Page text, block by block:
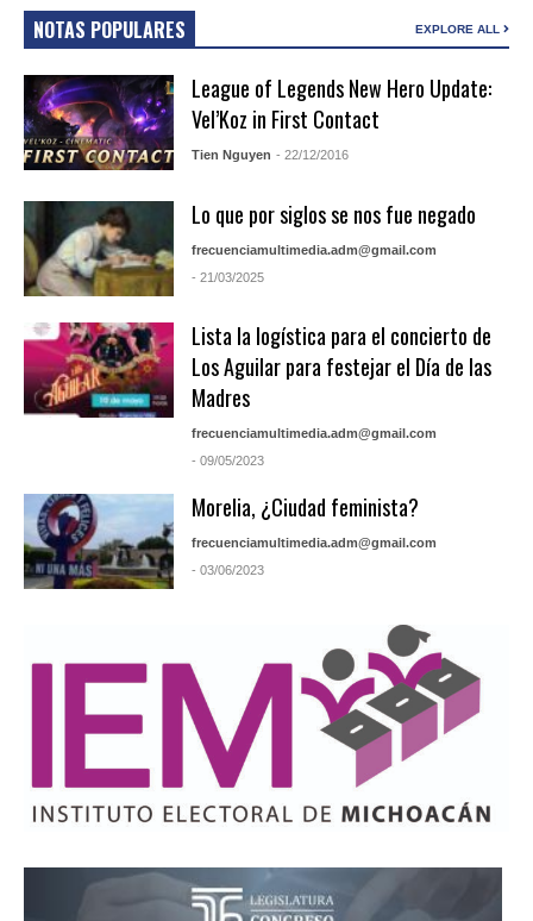
NOTAS POPULARES EXPLORE ALL
League of Legends New Hero Update:
Vel’Koz in First Contact
Tien Nguyen - 22/12/2016
Lo que por siglos se nos fue negado
frecuenciamultimedia.adm@gmail.com
- 21/03/2025
Lista la logística para el concierto de
Los Aguilar para festejar el Día de las
Madres
frecuenciamultimedia.adm@gmail.com
- 09/05/2023
Morelia, ¿Ciudad feminista?
frecuenciamultimedia.adm@gmail.com
- 03/06/2023